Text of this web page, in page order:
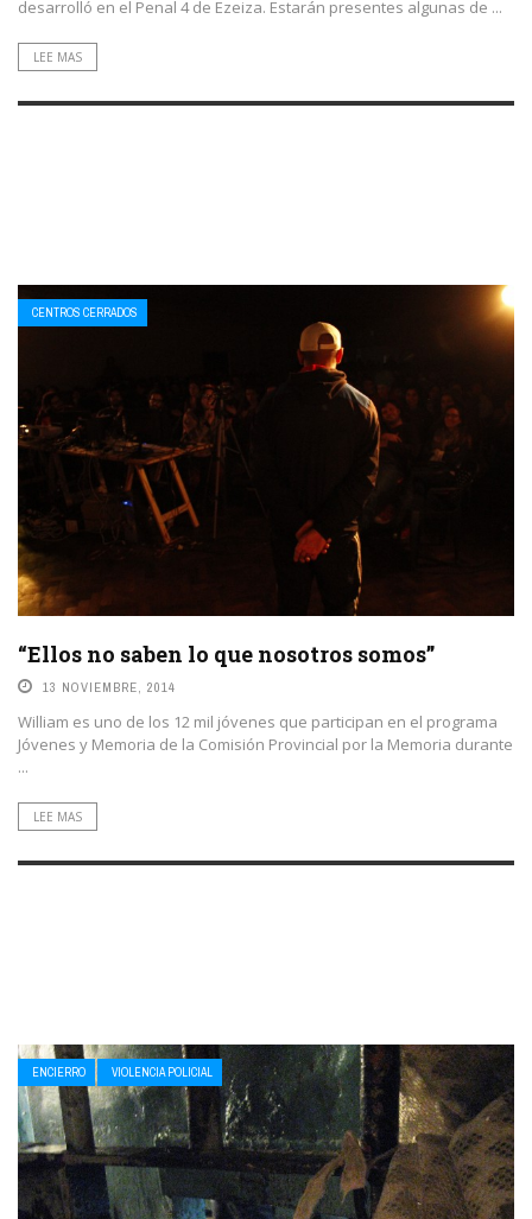
desarrolló en el Penal 4 de Ezeiza. Estarán presentes algunas de ...
LEE MAS
CENTROS CERRADOS
“Ellos no saben lo que nosotros somos”
13 NOVIEMBRE, 2014
William es uno de los 12 mil jóvenes que participan en el programa
Jóvenes y Memoria de la Comisión Provincial por la Memoria durante
...
LEE MAS
ENCIERRO VIOLENCIA POLICIAL